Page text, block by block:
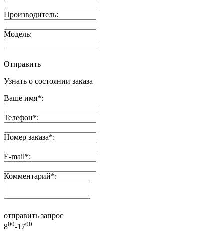
Производитель:
Модель:
Отправить
Узнать о состоянии заказа
Ваше имя*:
Телефон*:
Номер заказа*:
E-mail*:
Комментарий*:
отправить запрос
800-1700